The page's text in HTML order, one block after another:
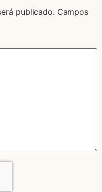
publicado. Campos